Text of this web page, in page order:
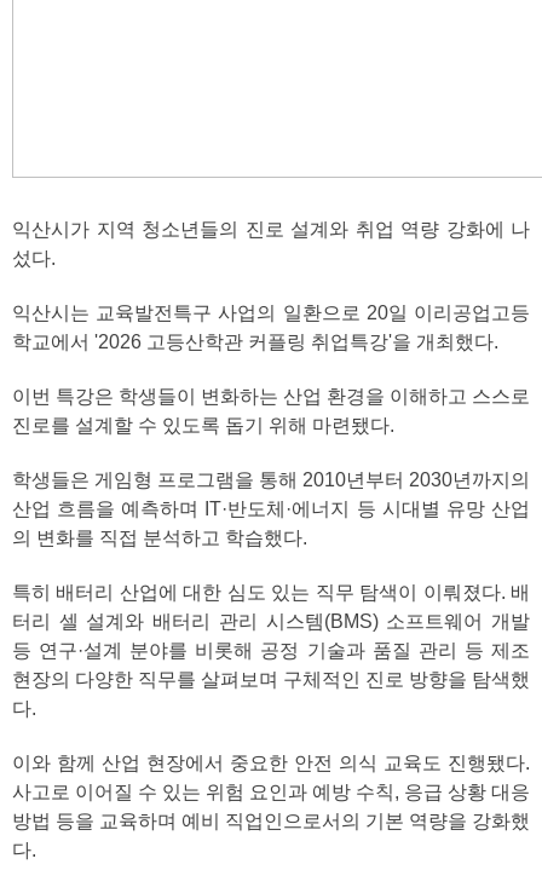
익산시가 지역 청소년들의 진로 설계와 취업 역량 강화에 나
섰다.
익산시는 교육발전특구 사업의 일환으로 20일 이리공업고등
학교에서 '2026 고등산학관 커플링 취업특강'을 개최했다.
이번 특강은 학생들이 변화하는 산업 환경을 이해하고 스스로
진로를 설계할 수 있도록 돕기 위해 마련됐다.
학생들은 게임형 프로그램을 통해 2010년부터 2030년까지의
산업 흐름을 예측하며 IT·반도체·에너지 등 시대별 유망 산업
의 변화를 직접 분석하고 학습했다.
특히 배터리 산업에 대한 심도 있는 직무 탐색이 이뤄졌다. 배
터리 셀 설계와 배터리 관리 시스템(BMS) 소프트웨어 개발
등 연구·설계 분야를 비롯해 공정 기술과 품질 관리 등 제조
현장의 다양한 직무를 살펴보며 구체적인 진로 방향을 탐색했
다.
이와 함께 산업 현장에서 중요한 안전 의식 교육도 진행됐다.
사고로 이어질 수 있는 위험 요인과 예방 수칙, 응급 상황 대응
방법 등을 교육하며 예비 직업인으로서의 기본 역량을 강화했
다.